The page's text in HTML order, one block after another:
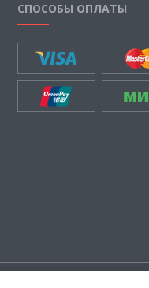
СПОСОБЫ ОПЛАТЫ